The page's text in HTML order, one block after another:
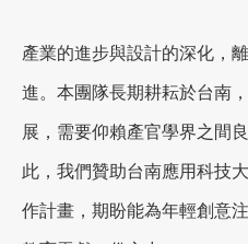
產業的進步與設計的深化，
進。本團隊長期耕耘於台南
展，需要仰賴產官學界之間
此，我們贊助台南應用科技
作計畫，期盼能為年輕創意